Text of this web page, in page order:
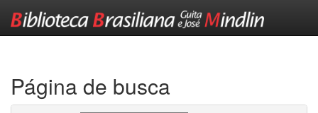
Página de busca